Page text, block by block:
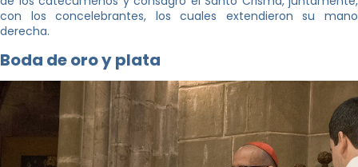
con los concelebrantes, los cuales extendieron su mano
derecha.
Boda de oro y plata